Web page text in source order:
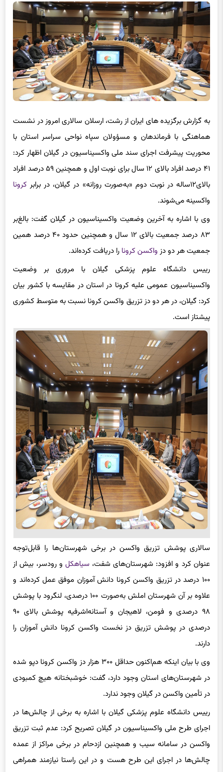
هماهنگی با فرماندهان و مسؤولان سپاه نواحی سراسر استان با
محوریت پیشرفت اجرای سند ملی واکسیناسیون در گیلان اظهار کرد:
۴۱ درصد افراد بالای ۱۲ سال برای نوبت اول و همچنین ۵۹ درصد افراد
بالای۱۲ساله در نوبت دوم «به‌صورت روزانه» در گیلان، در برابر
کرونا
واکسینه می‌شوند.
وی با اشاره به آخرین وضعیت واکسیناسیون در گیلان گفت: بالغ‌بر
۸۳ درصد جمعیت بالای ۱۲ سال و همچنین حدود ۴۰ درصد همین
جمعیت هر دو دزواکسن کرونارا دریافت کرده‌اند.
رییس دانشگاه علوم پزشکی گیلان با مروری بر وضعیت
واکسیناسیون عمومی علیه کرونا در استان در مقایسه با کشور بیان
کرد: گیلان، در هر دو دز تزریق واکسن کرونا نسبت به متوسط کشوری
پیشتاز است.
عنوان کرد و افزود: شهرستان‌های شفت، سیاهکلو رودسر، بیش از
۱۰۰ درصد در تزریق واکسن کرونا دانش آموزان موفق عمل کرده‌اند و
علاوه بر آن شهرستان املش به‌صورت ۱۰۰ درصدی، لنگرود با پوشش
۹۸ درصدی و فومن، لاهیجان و آستانه‌اشرفیه پوشش بالای ۹۰
درصدی در پوشش تزریق دز نخست واکسن کرونا دانش آموزان را
دارند.
در شهرستان‌های استان وجود دارد، گفت: خوشبختانه هیچ کمبودی
در تأمین واکسن در گیلان وجود ندارد.
رییس دانشگاه علوم پزشکی گیلان با اشاره به برخی از چالش‌ها در
اجرای طرح ملی واکسیناسیون در گیلان تصریح کرد: عدم ثبت تزریق
واکسن در سامانه سیب و همچنین ازدحام در برخی مراکز از عمده
چالش‌ها در اجرای این طرح هست و در این راستا نیازمند همراهی
بیشتر سپاه وبسیجهستیم.